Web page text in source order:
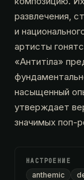
развлечения,
и
артисты
«Антитіла»
насыщенный
утверждает
значимых поп-
НАСТРОЕНИЕ
anthemic